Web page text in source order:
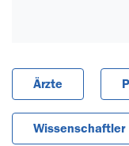
Ärzte
Wissenschaftler